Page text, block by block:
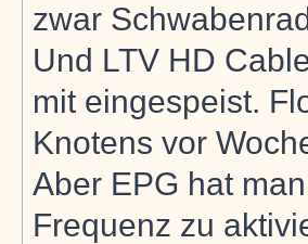
zwar
Und LTV HD
mit eingespeist.
Knotens vor
Aber EPG hat
Frequenz zu